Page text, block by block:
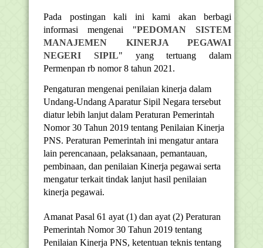
Pada postingan kali ini kami akan berbagi
informasi mengenai "PEDOMAN SISTEM
MANAJEMEN KINERJA PEGAWAI
NEGERI SIPIL" yang tertuang dalam
Permenpan rb nomor 8 tahun 2021.
Pengaturan mengenai penilaian kinerja dalam
Undang-Undang Aparatur Sipil Negara tersebut
diatur lebih lanjut dalam Peraturan Pemerintah
Nomor 30 Tahun 2019 tentang Penilaian Kinerja
PNS. Peraturan Pemerintah ini mengatur antara
lain perencanaan, pelaksanaan, pemantauan,
pembinaan, dan penilaian Kinerja pegawai serta
mengatur terkait tindak lanjut hasil penilaian
kinerja pegawai.
Amanat Pasal 61 ayat (1) dan ayat (2) Peraturan
Pemerintah Nomor 30 Tahun 2019 tentang
Penilaian Kinerja PNS, ketentuan teknis tentang